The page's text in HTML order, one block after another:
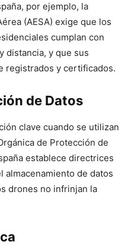
por ejemplo, la
(AESA) exige que los
cumplan con
distancia, y que sus
registrados y certificados.
de Datos
clave cuando se utilizan
de Protección de
establece directrices
almacenamiento de datos
drones no infrinjan la